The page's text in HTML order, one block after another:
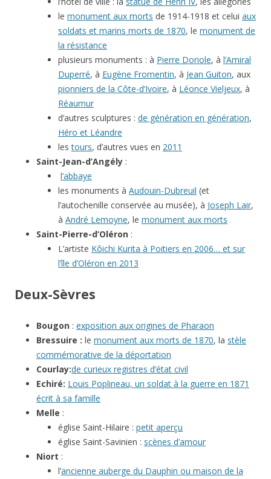
le monument aux morts de 1914-1918 et celui aux
soldats et marins morts de 1870, le monument de
la résistance
plusieurs monuments : à Pierre Doriole, à l’Amiral
Duperré, à Eugène Fromentin, à Jean Guiton, aux
pionniers de la Côte-d’Ivoire, à Léonce Vieljeux, à
Réaumur
d’autres sculptures : de génération en génération,
Héro et Léandre
lestours, d’autres vues en 2011
Saint-Jean-d’Angély :
l’abbaye
les monuments à Audouin-Dubreuil (et
l’autochenille conservée au musée), à Joseph Lair,
à André Lemoyne, le monument aux morts
Saint-Pierre-d’Oléron :
L’artiste Kôichi Kurita à Poitiers en 2006… et sur
l’île d’Oléron en 2013
Deux-Sèvres
Bougon : exposition aux origines de Pharaon
Bressuire : le monument aux morts de 1870, la stèle
commémorative de la déportation
Courlay:de curieux registres d’état civil
Echiré: Louis Poplineau, un soldat à la guerre en 1871
écrit à sa famille
Melle :
église Saint-Hilaire : petit aperçu
église Saint-Savinien : scènes d’amour
Niort :
l’ancienne auberge du Dauphin ou maison de la